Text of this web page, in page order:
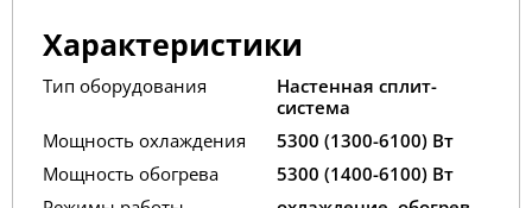
Характеристики
Тип оборудования
Настенная сплит-
система
Мощность охлаждения
5300 (1300-6100) Вт
Мощность обогрева
5300 (1400-6100) Вт